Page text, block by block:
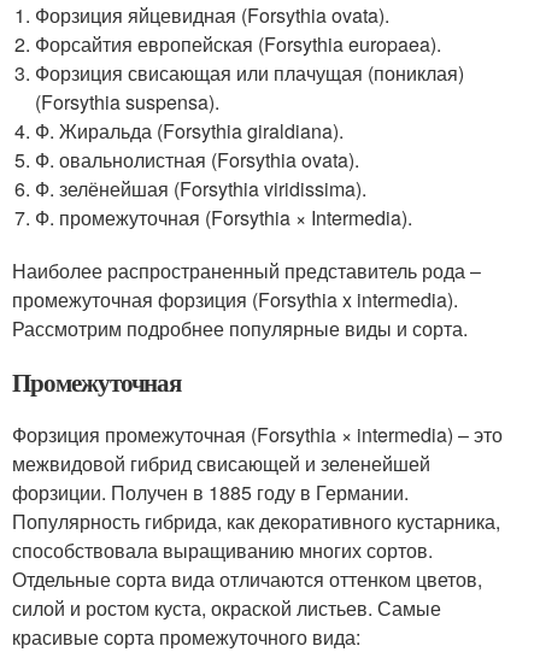
Форзиция яйцевидная (Forsythia ovata).
Форсайтия европейская (Forsythia europaea).
Форзиция свисающая или плачущая (пониклая)
(Forsythia suspensa).
Ф. Жиральда (Forsythia giraldiana).
Ф. овальнолистная (Forsythia ovata).
Ф. зелёнейшая (Forsythia viridissima).
Ф. промежуточная (Forsythia × Intermedia).
Наиболее распространенный представитель рода –
промежуточная форзиция (Forsythia x intermedia).
Рассмотрим подробнее популярные виды и сорта.
Промежуточная
Форзиция промежуточная (Forsythia × intermedia) – это
межвидовой гибрид свисающей и зеленейшей
форзиции. Получен в 1885 году в Германии.
Популярность гибрида, как декоративного кустарника,
способствовала выращиванию многих сортов.
Отдельные сорта вида отличаются оттенком цветов,
силой и ростом куста, окраской листьев. Самые
красивые сорта промежуточного вида: